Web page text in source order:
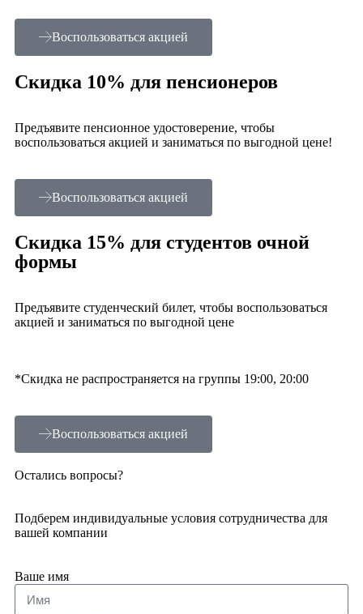
Воспользоваться акцией
Скидка 10% для пенсионеров
Предъявите пенсионное удостоверение, чтобы
воспользоваться акцией и заниматься по выгодной цене!
Воспользоваться акцией
Скидка 15% для студентов очной
формы
Предъявите студенческий билет, чтобы воспользоваться
акцией и заниматься по выгодной цене
*Скидка не распространяется на группы 19:00, 20:00
Воспользоваться акцией
Остались вопросы?​
Подберем индивидуальные условия сотрудничества для
вашей компании
Ваше имя